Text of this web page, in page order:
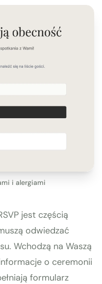
i alergiami
jest częścią
odwiedzać
Wchodzą na Waszą
o ceremonii
formularz